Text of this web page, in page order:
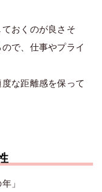
おくのが良さそ
で、仕事やプライ
な距離感を保って
」